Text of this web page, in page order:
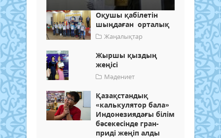
Оқушы қабілетін
шыңдаған орталық
Жаңалықтар
Жыршы қыздың
жеңісі
Мәдениет
Қазақстандық
«калькулятор бала»
Индонезиядағы білім
бәсекесінде гран-
приді жеңіп алды